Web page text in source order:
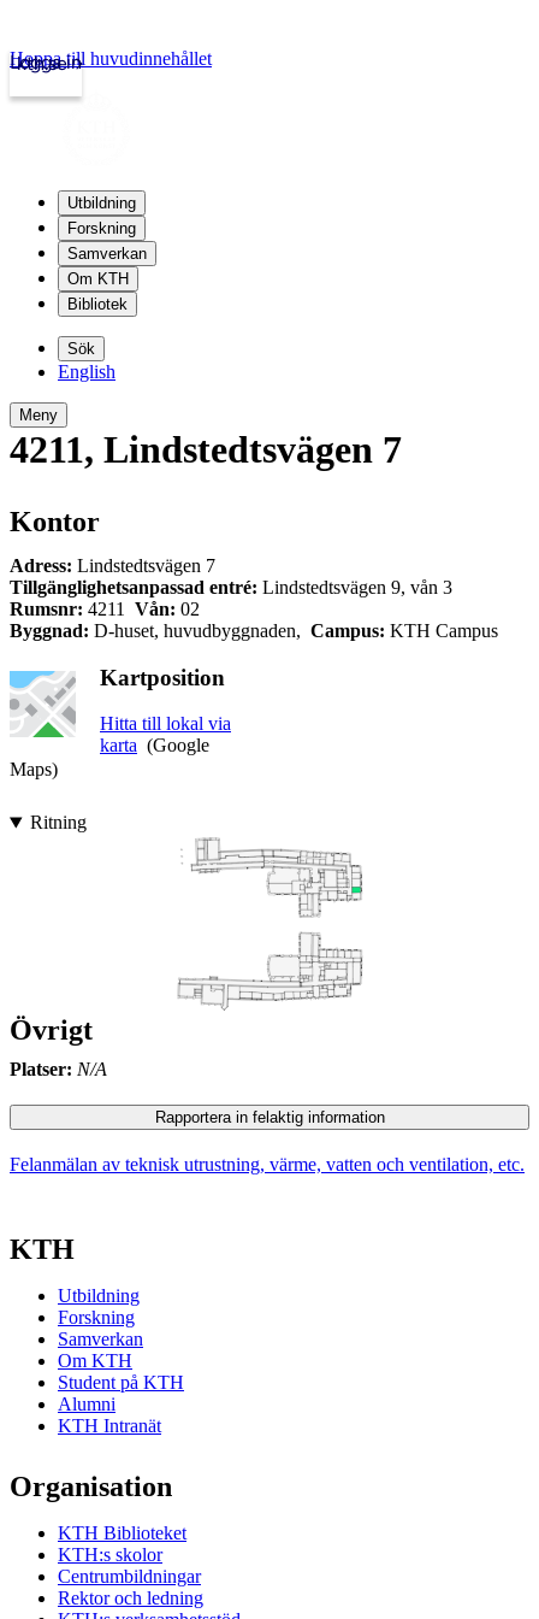
kth.se
Logga in
Hoppa till huvudinnehållet
Utbildning
Forskning
Samverkan
Om KTH
Bibliotek
Sök
English
Meny
4211, Lindstedtsvägen 7
Kontor
Adress: Lindstedtsvägen 7
Tillgänglighetsanpassad entré: Lindstedtsvägen 9, vån 3
Rumsnr: 4211 Vån: 02
Byggnad: D-huset, huvudbyggnaden, Campus: KTH Campus
Kartposition
Hitta till lokal via
karta (Google
Maps)
Ritning
Övrigt
Platser: N/A
Rapportera in felaktig information
Felanmälan av teknisk utrustning, värme, vatten och ventilation, etc.
KTH
Utbildning
Forskning
Samverkan
Om KTH
Student på KTH
Alumni
KTH Intranät
Organisation
KTH Biblioteket
KTH:s skolor
Centrumbildningar
Rektor och ledning